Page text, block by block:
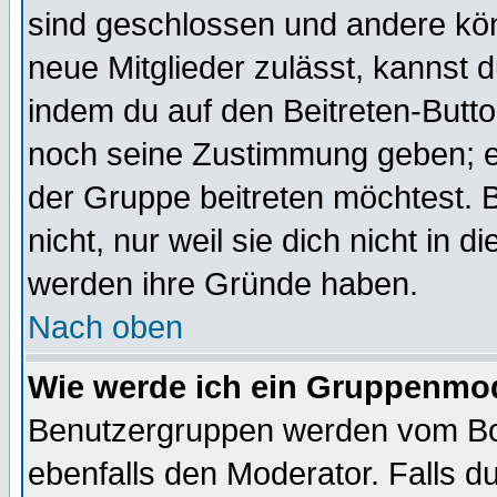
sind geschlossen und andere
neue Mitglieder zulässt, kannst
indem du auf den Beitreten-
noch seine Zustimmung geben;
der Gruppe beitreten möchtest.
nicht, nur weil sie dich nicht in
werden ihre Gründe haben.
Nach oben
Wie werde ich ein
Benutzergruppen werden vom
ebenfalls den Moderator. Falls